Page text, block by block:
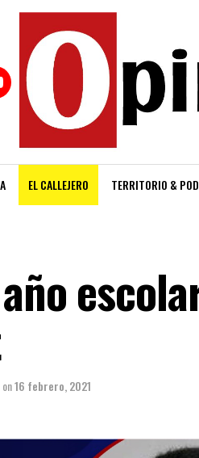
EL CALLEJERO TERRITORIO &
on16 febrero, 2021